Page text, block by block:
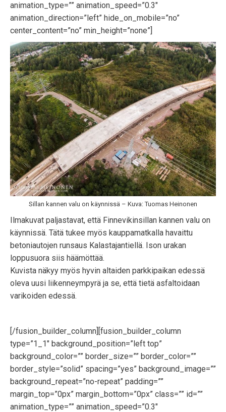
animation_type=”” animation_speed=”0.3″
animation_direction=”left” hide_on_mobile=”no”
center_content=”no” min_height=”none”]
Sillan kannen valu on käynnissä – Kuva: Tuomas Heinonen
Ilmakuvat paljastavat, että Finnevikinsillan kannen valu on
käynnissä. Tätä tukee myös kauppamatkalla havaittu
betoniautojen runsaus Kalastajantiellä. Ison urakan
loppusuora siis häämöttää.
Kuvista näkyy myös hyvin altaiden parkkipaikan edessä
oleva uusi liikenneympyrä ja se, että tietä asfaltoidaan
varikoiden edessä.
[/fusion_builder_column][fusion_builder_column
type=”1_1″ background_position=”left top”
background_color=”” border_size=”” border_color=””
border_style=”solid” spacing=”yes” background_image=””
background_repeat=”no-repeat” padding=””
margin_top=”0px” margin_bottom=”0px” class=”” id=””
animation_type=”” animation_speed=”0.3″